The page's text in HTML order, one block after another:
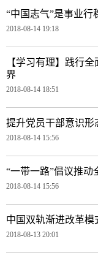
“中国志气”是事业行
2018-08-14 19:18
【学习有理】践行
界
2018-08-14 18:51
提升党员干部意识形
2018-08-14 15:56
“一带一路”倡议推动
2018-08-14 15:56
中国双轨渐进改革模
2018-08-13 20:01